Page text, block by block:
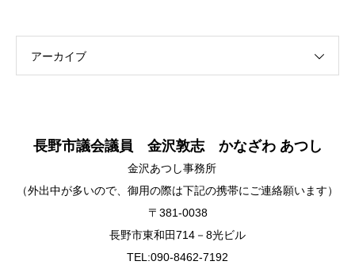
アーカイブ
長野市議会議員 金沢敦志 かなざわ あつし
金沢あつし事務所
（外出中が多いので、御用の際は下記の携帯にご連絡願います）
〒381-0038
長野市東和田714－8光ビル
TEL:090-8462-7192